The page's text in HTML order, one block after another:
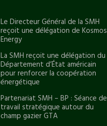
Le Directeur Général de la SMH
reçoit une délégation de Kosmos
Energy
La SMH reçoit une délégation du
Département d’État américain
pour renforcer la coopération
énergétique
Partenariat SMH – BP : Séance de
travail stratégique autour du
champ gazier GTA